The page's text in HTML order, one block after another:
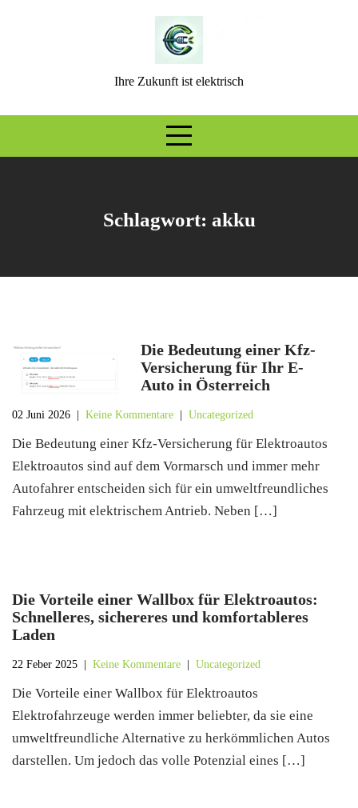
Ihre Zukunft ist elektrisch
Schlagwort: akku
Die Bedeutung einer Kfz-
Versicherung für Ihr E-
Auto in Österreich
02 Juni 2026 Keine Kommentare Uncategorized
Die Bedeutung einer Kfz-Versicherung für Elektroautos
Elektroautos sind auf dem Vormarsch und immer mehr
Autofahrer entscheiden sich für ein umweltfreundliches
Fahrzeug mit elektrischem Antrieb. Neben […]
Die Vorteile einer Wallbox für Elektroautos:
Schnelleres, sichereres und komfortableres
Laden
22 Feber 2025 Keine Kommentare Uncategorized
Die Vorteile einer Wallbox für Elektroautos
Elektrofahrzeuge werden immer beliebter, da sie eine
umweltfreundliche Alternative zu herkömmlichen Autos
darstellen. Um jedoch das volle Potenzial eines […]